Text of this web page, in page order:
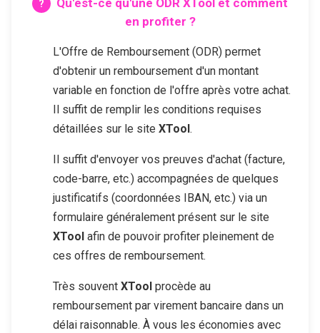
en profiter ?
L'Offre de Remboursement (ODR) permet
d'obtenir un remboursement d'un montant
variable en fonction de l'offre après votre achat.
Il suffit de remplir les conditions requises
détaillées sur le site XTool.
Il suffit d'envoyer vos preuves d'achat (facture,
code-barre, etc.) accompagnées de quelques
justificatifs (coordonnées IBAN, etc.) via un
formulaire généralement présent sur le site
XTool afin de pouvoir profiter pleinement de
ces offres de remboursement.
Très souvent XTool procède au
remboursement par virement bancaire dans un
délai raisonnable. À vous les économies avec